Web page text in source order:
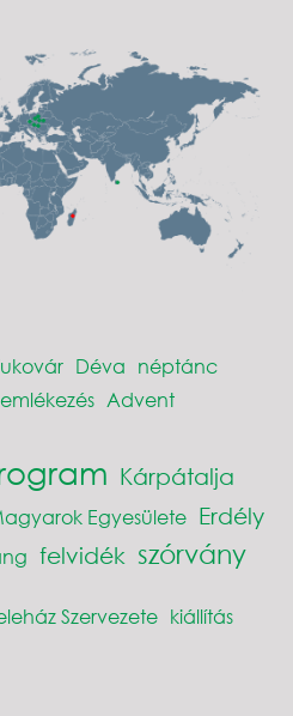
Déva néptánc
Advent
Kárpátalja
Egyesülete Erdély
felvidék szórvány
Szervezete kiállítás